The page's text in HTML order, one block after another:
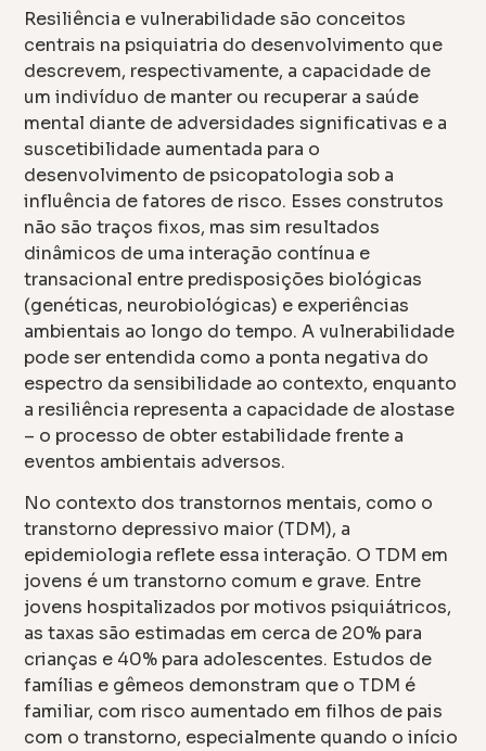
Resiliência e vulnerabilidade são conceitos
centrais na psiquiatria do desenvolvimento que
descrevem, respectivamente, a capacidade de
um indivíduo de manter ou recuperar a saúde
mental diante de adversidades significativas e a
suscetibilidade aumentada para o
desenvolvimento de psicopatologia sob a
influência de fatores de risco. Esses construtos
não são traços fixos, mas sim resultados
dinâmicos de uma interação contínua e
transacional entre predisposições biológicas
(genéticas, neurobiológicas) e experiências
ambientais ao longo do tempo. A vulnerabilidade
pode ser entendida como a ponta negativa do
espectro da sensibilidade ao contexto, enquanto
a resiliência representa a capacidade de alostase
– o processo de obter estabilidade frente a
eventos ambientais adversos.
No contexto dos transtornos mentais, como o
transtorno depressivo maior (TDM), a
epidemiologia reflete essa interação. O TDM em
jovens é um transtorno comum e grave. Entre
jovens hospitalizados por motivos psiquiátricos,
as taxas são estimadas em cerca de 20% para
crianças e 40% para adolescentes. Estudos de
famílias e gêmeos demonstram que o TDM é
familiar, com risco aumentado em filhos de pais
com o transtorno, especialmente quando o início